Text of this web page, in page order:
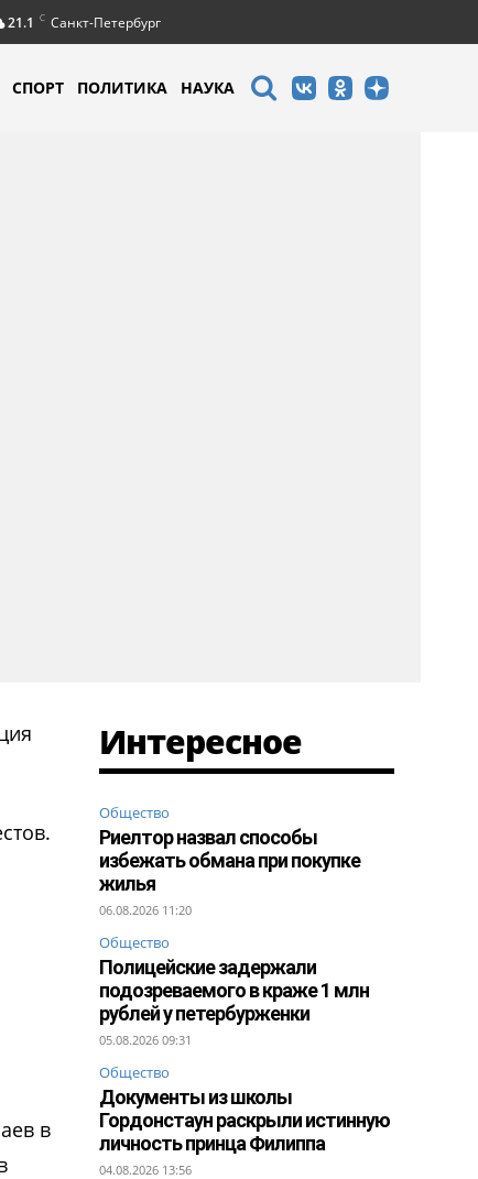
21.1 C Санкт-Петербург
СПОРТ ПОЛИТИКА НАУКА
в
Интересное
Общество
Риелтор назвал способы
избежать обмана при покупке
жилья
06.08.2026 11:20
Общество
Полицейские задержали
подозреваемого в краже 1 млн
рублей у петербурженки
05.08.2026 09:31
Общество
Документы из школы
Гордонстаун раскрыли истинную
личность принца Филиппа
04.08.2026 13:56